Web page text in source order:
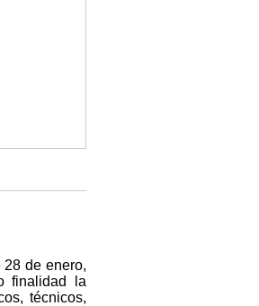
de enero,
finalidad la
técnicos,